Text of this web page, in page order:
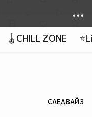
🪀CHILL ZONE
СЛЕДВАЙ3